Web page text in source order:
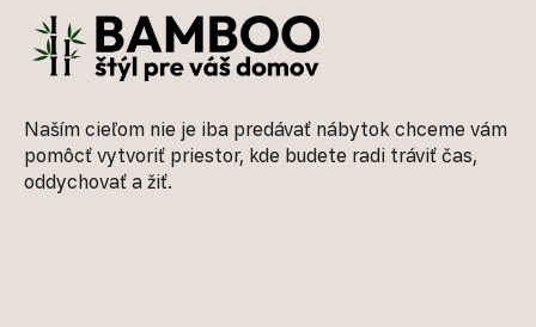
Naším cieľom nie je iba predávať nábytok chceme vám
pomôcť vytvoriť priestor, kde budete radi tráviť čas,
oddychovať a žiť.